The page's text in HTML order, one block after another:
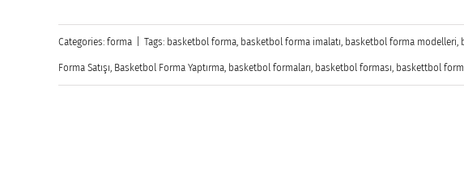
Categories: forma Tags: basketbol forma, basketbol forma imalatı, basketbol forma modelleri,
Forma Satışı, Basketbol Forma Yaptırma, basketbol formaları, basketbol forması, baskettbol